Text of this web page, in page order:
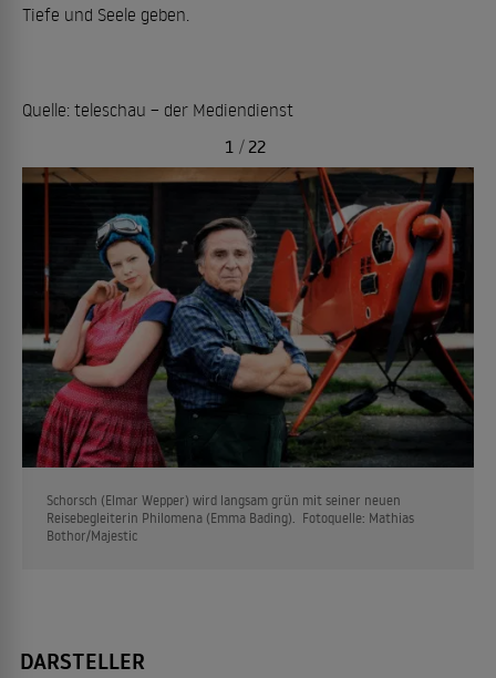
Tiefe und Seele geben.
Quelle: teleschau – der Mediendienst
Schorsch (Elmar Wepper) wird langsam grün mit seiner neuen
Reisebegleiterin Philomena (Emma Bading). Fotoquelle: Mathias
Bothor/Majestic
1 / 22
DARSTELLER